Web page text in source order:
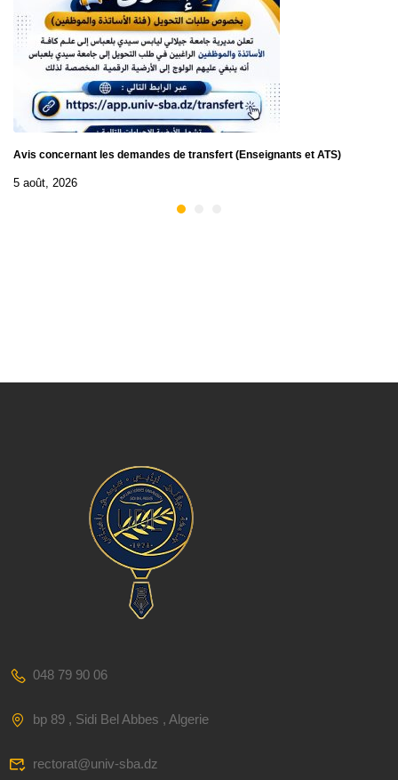
Avis concernant les demandes de transfert (Enseignants et ATS)
5 août, 2026
048 79 90 06
bp 89 , Sidi Bel Abbes , Algerie
rectorat@univ-sba.dz